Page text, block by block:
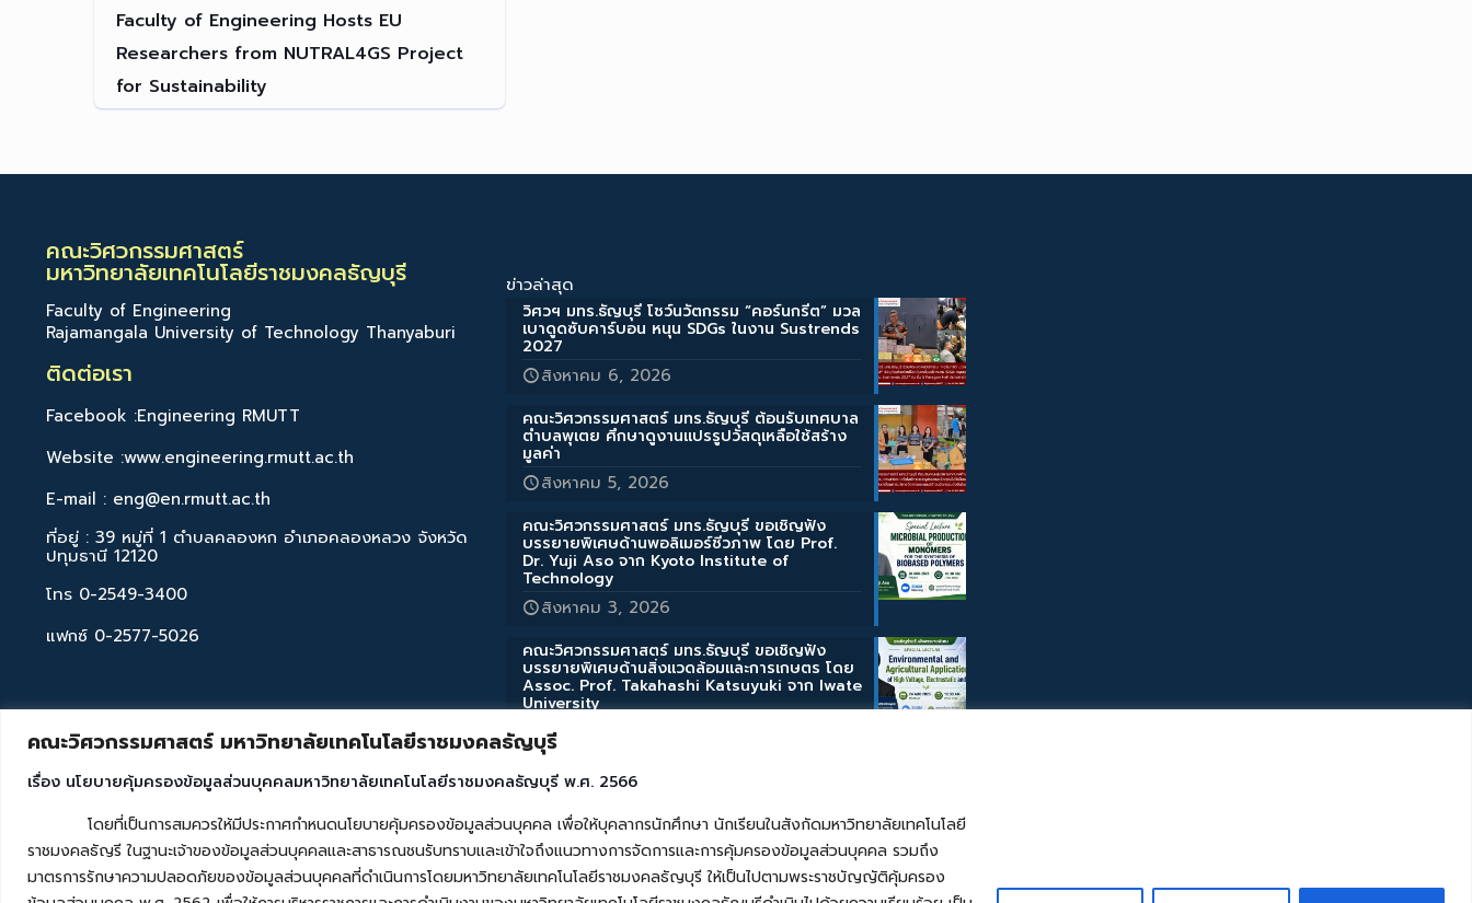
คณะวิศวกรรมศาสตร์ มหาวิทยาลัยเทคโนโลยีราชมงคลธัญบุรี
เรื่อง นโยบายคุ้มครองข้อมูลส่วนบุคคลมหาวิทยาลัยเทคโนโลยีราชมงคลธัญบุรี พ.ศ. 2566
โดยที่เป็นการสมควรให้มีประกาศกำหนดนโยบายคุ้มครองข้อมูลส่วนบุคคล เพื่อให้บุคลากรนักศึกษา นักเรียนในสังกัดมหาวิทยาลัยเทคโนโลยี
ราชมงคลธัญรี ในฐานะเจ้าของข้อมูลส่วนบุคคลและสาธารณชนรับทราบและเข้าใจถึงแนวทางการจัดการและการคุ้มครองข้อมูลส่วนบุคคล รวมถึง
มาตรการรักษาความปลอดภัยของข้อมูลส่วนบุคคลที่ดำเนินการโดยมหาวิทยาลัยเทคโนโลยีราชมงคลธัญบุรี ให้เป็นไปตามพระราชบัญญัติคุ้มครอง
Faculty of Engineering Hosts EU
Researchers from NUTRAL4GS Project
for Sustainability
คณะวิศวกรรมศาสตร์
มหาวิทยาลัยเทคโนโลยีราชมงคลธัญบุรี
Faculty of Engineering
Rajamangala University of Technology Thanyaburi
ติดต่อเรา
Facebook :Engineering RMUTT
Website :www.engineering.rmutt.ac.th
E-mail : eng@en.rmutt.ac.th
ที่อยู่ : 39 หมู่ที่ 1 ตำบลคลองหก อำเภอคลองหลวง จังหวัด
ปทุมธานี 12120
โทร 0-2549-3400
แฟกซ์ 0-2577-5026
ข่าวล่าสุด
วิศวฯ มทร.ธัญบุรี โชว์นวัตกรรม “คอร์นกรีต” มวล
เบาดูดซับคาร์บอน หนุน SDGs ในงาน Sustrends
2027
สิงหาคม 6, 2026
คณะวิศวกรรมศาสตร์ มทร.ธัญบุรี ต้อนรับเทศบาล
ตำบลพุเตย ศึกษาดูงานแปรรูปวัสดุเหลือใช้สร้าง
มูลค่า
สิงหาคม 5, 2026
คณะวิศวกรรมศาสตร์ มทร.ธัญบุรี ขอเชิญฟัง
บรรยายพิเศษด้านพอลิเมอร์ชีวภาพ โดย Prof.
Dr. Yuji Aso จาก Kyoto Institute of
Technology
สิงหาคม 3, 2026
คณะวิศวกรรมศาสตร์ มทร.ธัญบุรี ขอเชิญฟัง
บรรยายพิเศษด้านสิ่งแวดล้อมและการเกษตร โดย
Assoc. Prof. Takahashi Katsuyuki จาก Iwate
University
สิงหาคม 3, 2026
คณะวิศวกรรมศาสตร์ มทร.ธัญบุรี ขอเชิญฟัง
บรรยายพิเศษ “Micro/Nano Bubble
Technologies” โดย Prof. Kiyoshi Yoshikawa
จากมหาวิทยาลัยเกียวโต
สิงหาคม 3, 2026